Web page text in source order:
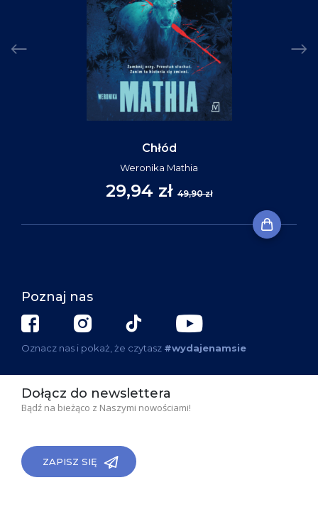
Chłód
Weronika Mathia
29,94 zł 49,90 zł
Poznaj nas
Oznacz nas i pokaż, że czytasz #wydajenamsie
Dołącz do newslettera
Bądź na bieżąco z Naszymi nowościami!
ZAPISZ SIĘ